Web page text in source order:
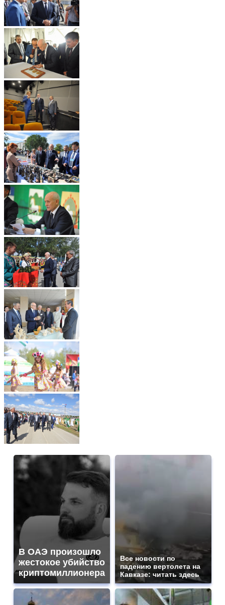
В ОАЭ произошло
жестокое убийство
криптомиллионера
Все новости по
падению вертолета на
Кавказе: читать здесь